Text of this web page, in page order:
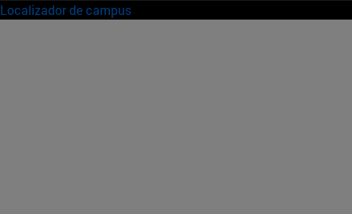
Localizador de campus